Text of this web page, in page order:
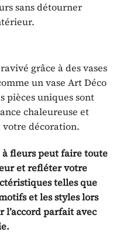
sans détourner
grâce à des vases
un vase Art Déco
pièces uniques sont
chaleureuse et
décoration.
à fleurs peut faire toute
et refléter votre
telles que
et les styles lors
parfait avec